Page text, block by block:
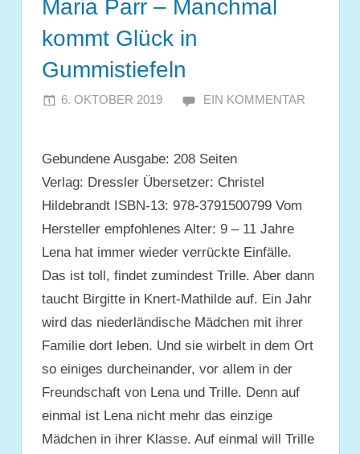
Maria Parr – Manchmal
kommt Glück in
Gummistiefeln
6. OKTOBER 2019 JULIA
EIN KOMMENTAR
Gebundene Ausgabe: 208 Seiten
Verlag: Dressler Übersetzer: Christel
Hildebrandt ISBN-13: 978-3791500799 Vom
Hersteller empfohlenes Alter: 9 – 11 Jahre
Lena hat immer wieder verrückte Einfälle.
Das ist toll, findet zumindest Trille. Aber dann
taucht Birgitte in Knert-Mathilde auf. Ein Jahr
wird das niederländische Mädchen mit ihrer
Familie dort leben. Und sie wirbelt in dem Ort
so einiges durcheinander, vor allem in der
Freundschaft von Lena und Trille. Denn auf
einmal ist Lena nicht mehr das einzige
Mädchen in ihrer Klasse. Auf einmal will Trille